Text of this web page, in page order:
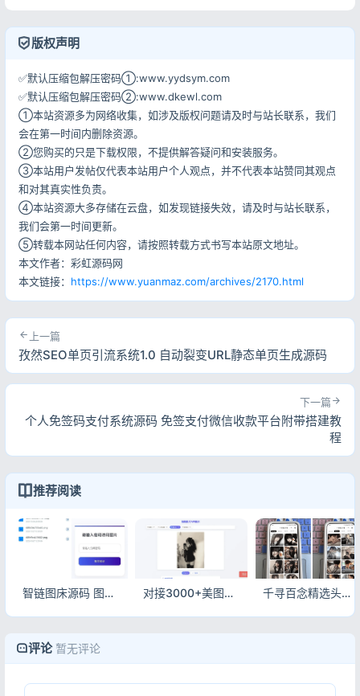
版权声明
✅默认压缩包解压密码①:www.yydsym.com
✅默认压缩包解压密码②:www.dkewl.com
①本站资源多为网络收集，如涉及版权问题请及时与站长联系，我们
会在第一时间内删除资源。
②您购买的只是下载权限，不提供解答疑问和安装服务。
③本站用户发帖仅代表本站用户个人观点，并不代表本站赞同其观点
和对其真实性负责。
④本站资源大多存储在云盘，如发现链接失效，请及时与站长联系，
我们会第一时间更新。
⑤转载本网站任何内容，请按照转载方式书写本站原文地址。
本文作者：彩虹源码网
本文链接： https://www.yuanmaz.com/archives/2170.html
上一篇
孜然SEO单页引流系统1.0 自动裂变URL静态单页生成源码
下一篇
个人免签码支付系统源码 免签支付微信收款平台附带搭建教
程
推荐阅读
智链图床源码 图片转链接一体化带数据统计系统 对接3000+美图随机美女图PHP源码 高清美女图接口程序 千寻百念精选头像小程序源码 支持流量主瀑布流头像小程序源码
评论 暂无评论
没有账号？立即注册
记住登录 忘记密码?
登录
用户协议 隐私政策